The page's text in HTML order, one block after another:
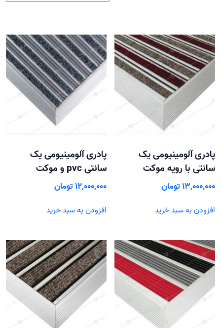
پادری آلومینیومی یک
سانتی با رویه موکت
13,000,000تومان
افزودن به سبد خرید
پادری آلومینیومی یک
سانتی pvc و موکت
12,000,000تومان
افزودن به سبد خرید